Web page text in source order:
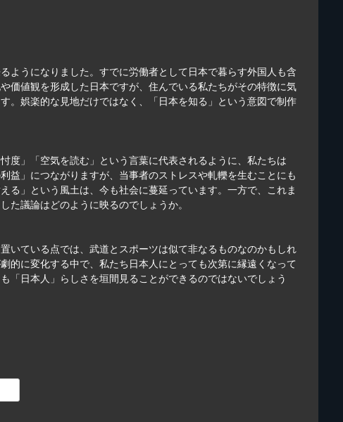
ようになりました。すでに労働者として日本で暮らす外国人も含
価値観を形成した日本ですが、住んでいる私たちがその特徴に気
。娯楽的な見地だけではなく、「日本を知る」という意図で制作
度」「空気を読む」という言葉に代表されるように、私たちは
益」につながりますが、当事者のストレスや軋轢を生むことにも
る」という風土は、今も社会に蔓延っています。一方で、これま
た議論はどのように映るのでしょうか。
いている点では、武道とスポーツは似て非なるものなのかもしれ
的に変化する中で、私たち日本人にとっても次第に縁遠くなって
「日本人」らしさを垣間見ることができるのではないでしょう